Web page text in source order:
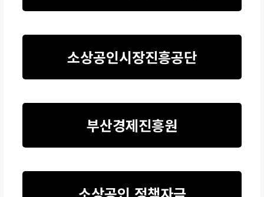
소상공인시장진흥공단
부산경제진흥원